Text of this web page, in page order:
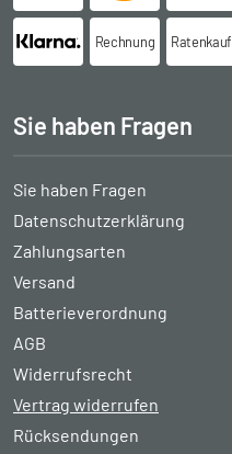
Rechnung Ratenkauf
Sie haben Fragen
Sie haben Fragen
Datenschutzerklärung
Zahlungsarten
Versand
Batterieverordnung
AGB
Widerrufsrecht
Vertrag widerrufen
Rücksendungen